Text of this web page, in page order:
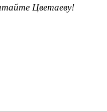
Цветаеву!